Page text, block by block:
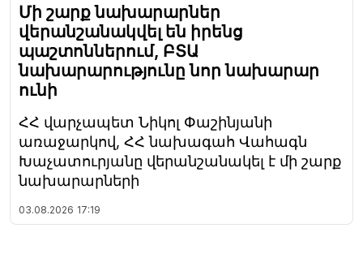
Մի շարք նախարարներ
վերանշանակվել են իրենց
պաշտոններում, ԲՏԱ
նախարարությունը նոր նախարար
ունի
ՀՀ վարչապետ Նիկոլ Փաշինյանի
առաջարկով, ՀՀ նախագահ Վահագն
Խաչատուրյանը վերանշանակել է մի շարք
նախարարների
03.08.2026 17:19